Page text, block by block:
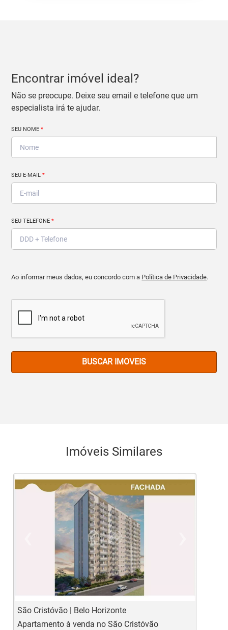
Encontrar imóvel ideal?
Não se preocupe. Deixe seu email e telefone que um
especialista irá te ajudar.
SEU NOME*
SEU E-MAIL*
SEU TELEFONE*
Ao informar meus dados, eu concordo com a Política de Privacidade.
BUSCAR IMOVEIS
Imóveis Similares
Previous
São Cristóvão | Belo Horizonte
Apartamento à venda no São Cristóvão